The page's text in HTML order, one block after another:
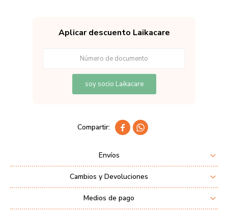
Aplicar descuento Laikacare
soy socio Laikacare
 
Envíos
Cambios y Devoluciones
Medios de pago